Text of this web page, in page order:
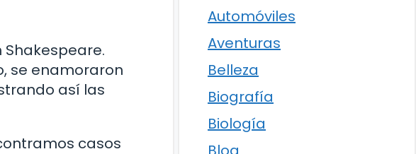
Shakespeare.
se enamoraron
así las
casos
Automóviles
Aventuras
Belleza
Biografía
Biología